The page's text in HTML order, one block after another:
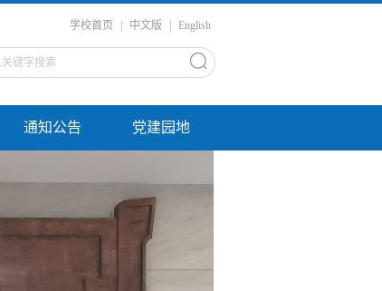
学校首页 中文版 English
通知公告 党建园地